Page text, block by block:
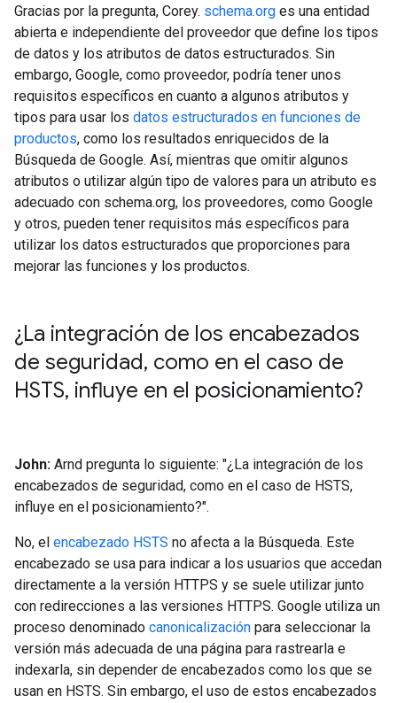
Gracias por la pregunta, Corey. schema.org es una entidad
abierta e independiente del proveedor que define los tipos
de datos y los atributos de datos estructurados. Sin
embargo, Google, como proveedor, podría tener unos
requisitos específicos en cuanto a algunos atributos y
tipos para usar los datos estructurados en funciones de
productos, como los resultados enriquecidos de la
Búsqueda de Google. Así, mientras que omitir algunos
atributos o utilizar algún tipo de valores para un atributo es
adecuado con schema.org, los proveedores, como Google
y otros, pueden tener requisitos más específicos para
utilizar los datos estructurados que proporciones para
mejorar las funciones y los productos.
¿La integración de los encabezados
de seguridad, como en el caso de
HSTS, influye en el posicionamiento?
John: Arnd pregunta lo siguiente: "¿La integración de los
encabezados de seguridad, como en el caso de HSTS,
influye en el posicionamiento?".
No, el encabezado HSTS no afecta a la Búsqueda. Este
encabezado se usa para indicar a los usuarios que accedan
directamente a la versión HTTPS y se suele utilizar junto
con redirecciones a las versiones HTTPS. Google utiliza un
proceso denominado canonicalización para seleccionar la
versión más adecuada de una página para rastrearla e
indexarla, sin depender de encabezados como los que se
usan en HSTS. Sin embargo, el uso de estos encabezados